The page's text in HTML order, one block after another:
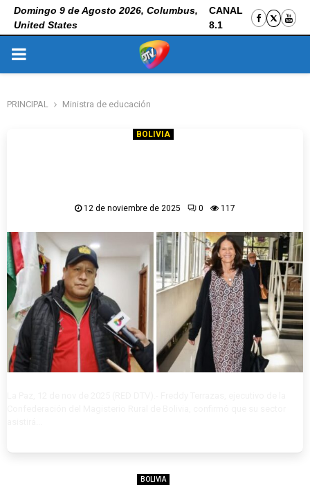
Domingo 9 de Agosto 2026, Columbus,
United States
CANAL
8.1
PRIMARY
PRINCIPAL Ministra de educación
BOLIVIA
12 de noviembre de 2025 0 117
BOLIVIA